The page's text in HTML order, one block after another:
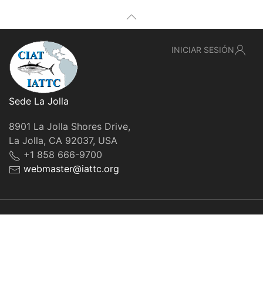
Sede La Jolla
8901 La Jolla Shores Drive,
La Jolla, CA 92037, USA
+1 858 666-9700
webmaster@iattc.org
INICIAR SESIÓN
© IATTC, 2022-2026